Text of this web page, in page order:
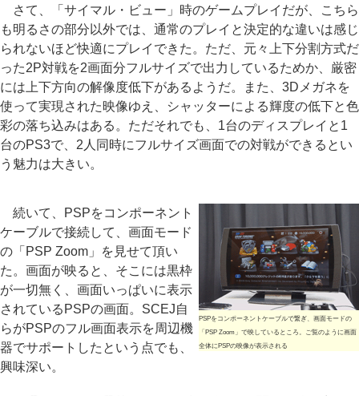
さて、「サイマル・ビュー」時のゲームプレイだが、こちら
も明るさの部分以外では、通常のプレイと決定的な違いは感じ
られないほど快適にプレイできた。ただ、元々上下分割方式だ
った2P対戦を2画面分フルサイズで出力しているためか、厳密
には上下方向の解像度低下があるようだ。また、3Dメガネを
使って実現された映像ゆえ、シャッターによる輝度の低下と色
彩の落ち込みはある。ただそれでも、1台のディスプレイと1
台のPS3で、2人同時にフルサイズ画面での対戦ができるとい
う魅力は大きい。
PSPをコンポーネントケーブルで繋ぎ、画面モードの
「PSP Zoom」で映しているところ。ご覧のように画面
全体にPSPの映像が表示される
続いて、PSPをコンポーネント
ケーブルで接続して、画面モード
の「PSP Zoom」を見せて頂い
た。画面が映ると、そこには黒枠
が一切無く、画面いっぱいに表示
されているPSPの画面。SCEJ自
らがPSPのフル画面表示を周辺機
器でサポートしたという点でも、
興味深い。